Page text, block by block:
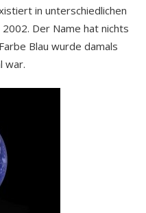
in unterschiedlichen
Der Name hat nichts
Blau wurde damals
war.